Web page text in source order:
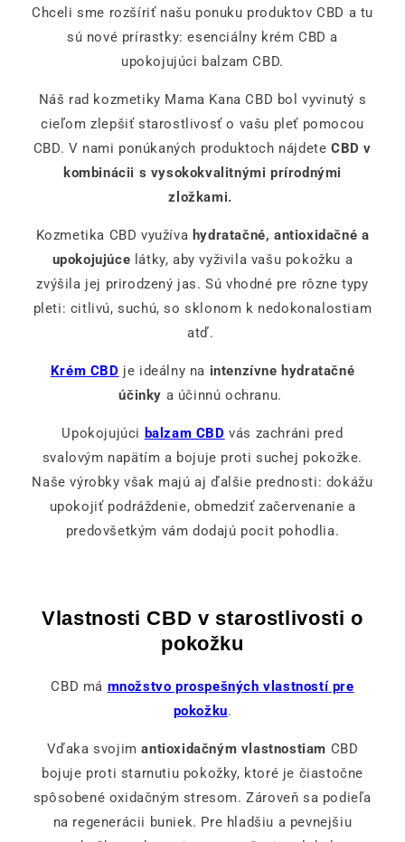
Chceli sme rozšíriť našu ponuku produktov CBD a tu
sú nové prírastky: esenciálny krém CBD a
upokojujúci balzam CBD.
Náš rad kozmetiky Mama Kana CBD bol vyvinutý s
cieľom zlepšiť starostlivosť o vašu pleť pomocou
CBD. V nami ponúkaných produktoch nájdeteCBD v
kombinácii s vysokokvalitnými prírodnými
zložkami.
Kozmetika CBD využíva hydratačné, antioxidačné a
upokojujúce látky, aby vyživila vašu pokožku a
zvýšila jej prirodzený jas. Sú vhodné pre rôzne typy
pleti: citlivú, suchú, so sklonom k nedokonalostiam
atď.
Krém CBD je ideálny na intenzívne hydratačné
účinky a účinnú ochranu.
Upokojujúci balzam CBD vás zachráni pred
svalovým napätím a bojuje proti suchej pokožke.
Naše výrobky však majú aj ďalšie prednosti: dokážu
upokojiť podráždenie, obmedziť začervenanie a
predovšetkým vám dodajú pocit pohodlia.
Vlastnosti CBD v starostlivosti o
pokožku
CBD má množstvo prospešných vlastností pre
pokožku.
Vďaka svojim antioxidačným vlastnostiam CBD
bojuje proti starnutiu pokožky, ktoré je čiastočne
spôsobené oxidačným stresom. Zároveň sa podieľa
na regenerácii buniek. Pre hladšiu a pevnejšiu